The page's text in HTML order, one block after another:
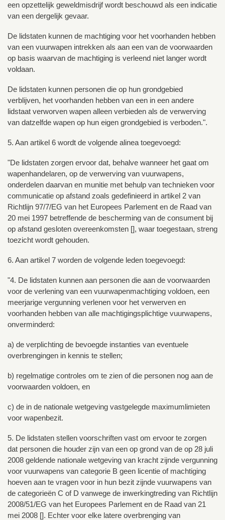
een opzettelijk geweldmisdrijf wordt beschouwd als een indicatie
van een dergelijk gevaar.
De lidstaten kunnen de machtiging voor het voorhanden hebben
van een vuurwapen intrekken als aan een van de voorwaarden
op basis waarvan de machtiging is verleend niet langer wordt
voldaan.
De lidstaten kunnen personen die op hun grondgebied
verblijven, het voorhanden hebben van een in een andere
lidstaat verworven wapen alleen verbieden als de verwerving
van datzelfde wapen op hun eigen grondgebied is verboden.".
5. Aan artikel 6 wordt de volgende alinea toegevoegd:
"De lidstaten zorgen ervoor dat, behalve wanneer het gaat om
wapenhandelaren, op de verwerving van vuurwapens,
onderdelen daarvan en munitie met behulp van technieken voor
communicatie op afstand zoals gedefinieerd in artikel 2 van
Richtlijn 97/7/EG van het Europees Parlement en de Raad van
20 mei 1997 betreffende de bescherming van de consument bij
op afstand gesloten overeenkomsten [], waar toegestaan, streng
toezicht wordt gehouden.
6. Aan artikel 7 worden de volgende leden toegevoegd:
"4. De lidstaten kunnen aan personen die aan de voorwaarden
voor de verlening van een vuurwapenmachtiging voldoen, een
meerjarige vergunning verlenen voor het verwerven en
voorhanden hebben van alle machtigingsplichtige vuurwapens,
onverminderd:
a) de verplichting de bevoegde instanties van eventuele
overbrengingen in kennis te stellen;
b) regelmatige controles om te zien of die personen nog aan de
voorwaarden voldoen, en
c) de in de nationale wetgeving vastgelegde maximumlimieten
voor wapenbezit.
5. De lidstaten stellen voorschriften vast om ervoor te zorgen
dat personen die houder zijn van een op grond van de op 28 juli
2008 geldende nationale wetgeving van kracht zijnde vergunning
voor vuurwapens van categorie B geen licentie of machtiging
hoeven aan te vragen voor in hun bezit zijnde vuurwapens van
de categorieën C of D vanwege de inwerkingtreding van Richtlijn
2008/51/EG van het Europees Parlement en de Raad van 21
mei 2008 []. Echter voor elke latere overbrenging van